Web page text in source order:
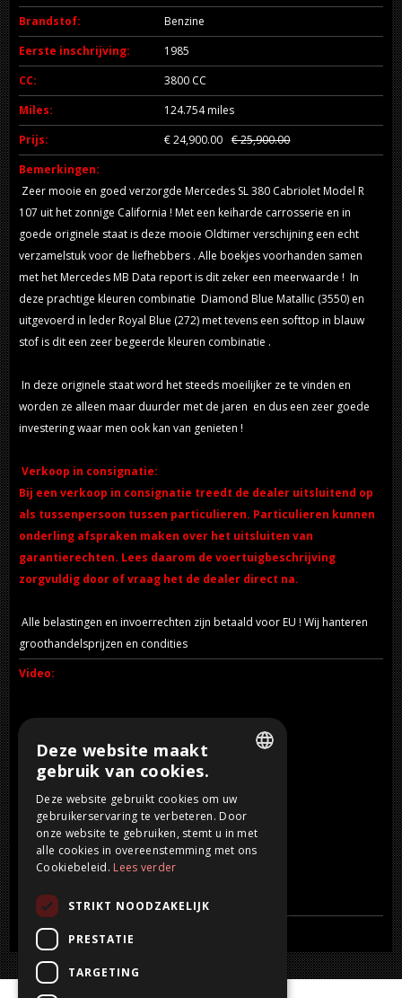
Brandstof:
Benzine
Eerste inschrijving:
1985
CC:
3800 CC
Miles:
124.754 miles
Prijs:
€ 24,900.00
€ 25,900.00
Bemerkingen:
Zeer mooie en goed verzorgde Mercedes SL 380 Cabriolet Model R
107 uit het zonnige California ! Met een keiharde carrosserie en in
goede originele staat is deze mooie Oldtimer verschijning een echt
verzamelstuk voor de liefhebbers . Alle boekjes voorhanden samen
met het Mercedes MB Data report is dit zeker een meerwaarde ! In
deze prachtige kleuren combinatie Diamond Blue Matallic (3550) en
uitgevoerd in leder Royal Blue (272) met tevens een softtop in blauw
stof is dit een zeer begeerde kleuren combinatie .
In deze originele staat word het steeds moeilijker ze te vinden en
worden ze alleen maar duurder met de jaren en dus een zeer goede
investering waar men ook kan van genieten !
Verkoop in consignatie:
Bij een verkoop in consignatie treedt de dealer uitsluitend op
als tussenpersoon tussen particulieren. Particulieren kunnen
onderling afspraken maken over het uitsluiten van
garantierechten. Lees daarom de voertuigbeschrijving
zorgvuldig door of vraag het de dealer direct na.
Alle belastingen en invoerrechten zijn betaald voor EU ! Wij hanteren
groothandelsprijzen en condities
Video:
FRENCH
ENGLISH
Deze website maakt
gebruik van cookies.
Deze website gebruikt cookies om uw
gebruikerservaring te verbeteren. Door
onze website te gebruiken, stemt u in met
alle cookies in overeenstemming met ons
Cookiebeleid. Lees verder
STRIKT NOODZAKELIJK
PRESTATIE
TARGETING